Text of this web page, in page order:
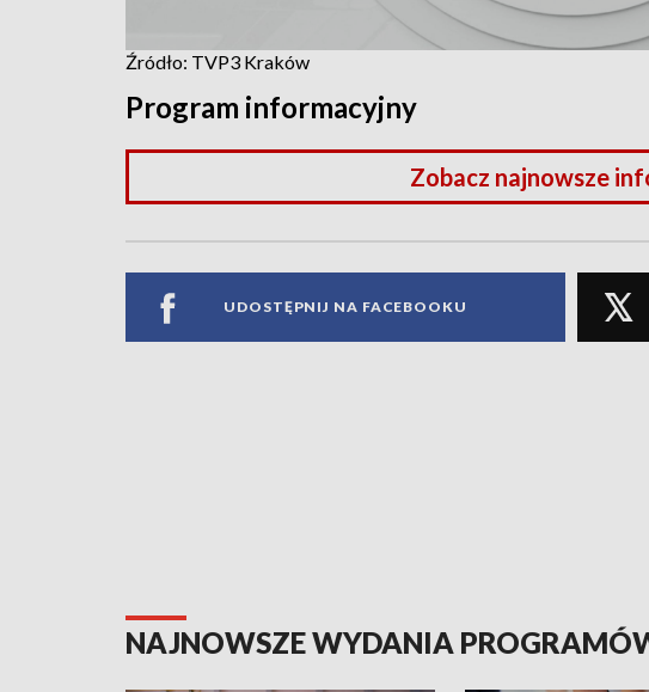
Źródło: TVP3 Kraków
Program informacyjny
Zobacz najnowsze
UDOSTĘPNIJ NA FACEBOOKU
NAJNOWSZE WYDANIA